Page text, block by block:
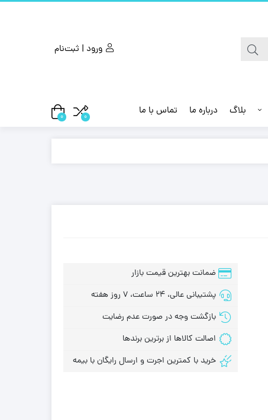
ورود | ثبت‌نام
بلاگ درباره ما تماس با ما 0
0
ضمانت بهترین قیمت بازار
پشتیبانی عالی، 24 ساعت، 7 روز هفته
بازگشت وجه در صورت عدم رضایت
اصالت کالاها از برترین برندها
خرید با کمترین اجرت و ارسال رایگان با بیمه